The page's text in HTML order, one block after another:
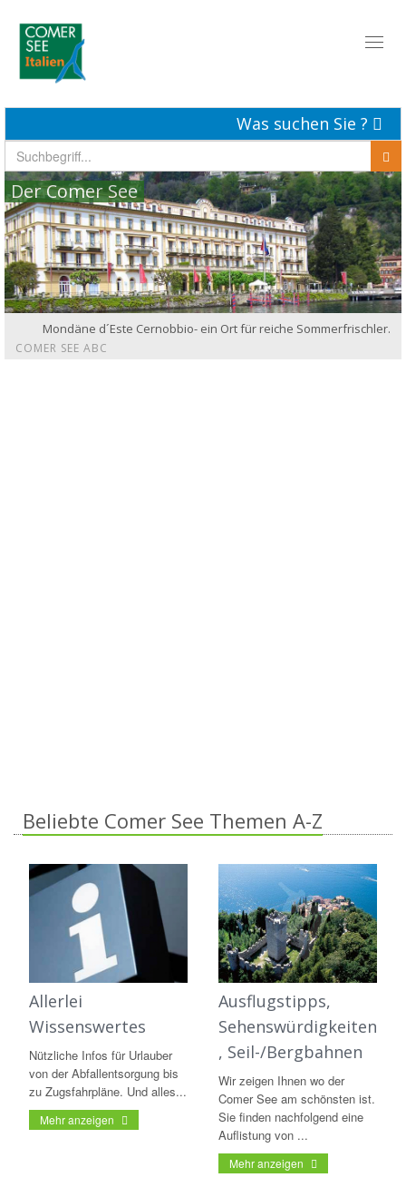
Was suchen Sie ?
Der Comer See
Mondäne d´Este Cernobbio- ein Ort für reiche Sommerfrischler.
COMER SEE ABC
Beliebte Comer See Themen A-Z
Allerlei
Wissenswertes
Nützliche Infos für Urlauber
von der Abfallentsorgung bis
zu Zugsfahrpläne. Und alles...
Mehr anzeigen
Ausflugstipps,
Sehenswürdigkeiten
, Seil-/Bergbahnen
Wir zeigen Ihnen wo der
Comer See am schönsten ist.
Sie finden nachfolgend eine
Auflistung von ...
Mehr anzeigen